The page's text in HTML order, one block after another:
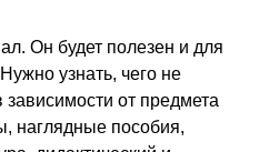
Он будет полезен и для
узнать, чего не
зависимости от предмета
наглядные пособия,